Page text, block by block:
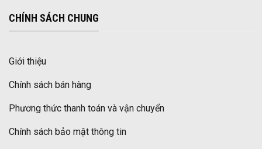
CHÍNH SÁCH CHUNG
Giới thiệu
Chính sách bán hàng
Phương thức thanh toán và vận chuyển
Chính sách bảo mật thông tin